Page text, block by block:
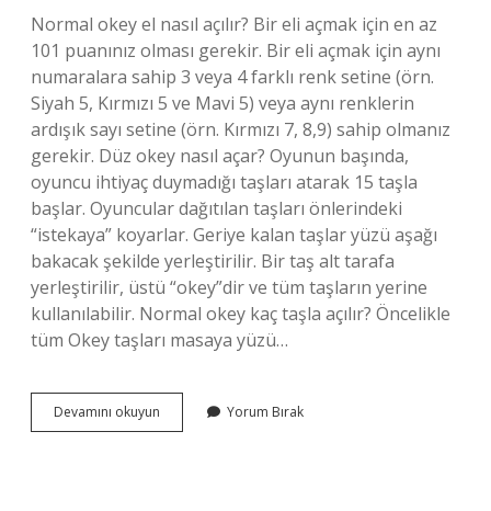
Normal okey el nasıl açılır? Bir eli açmak için en az
101 puanınız olması gerekir. Bir eli açmak için aynı
numaralara sahip 3 veya 4 farklı renk setine (örn.
Siyah 5, Kırmızı 5 ve Mavi 5) veya aynı renklerin
ardışık sayı setine (örn. Kırmızı 7, 8,9) sahip olmanız
gerekir. Düz okey nasıl açar? Oyunun başında,
oyuncu ihtiyaç duymadığı taşları atarak 15 taşla
başlar. Oyuncular dağıtılan taşları önlerindeki
“istekaya” koyarlar. Geriye kalan taşlar yüzü aşağı
bakacak şekilde yerleştirilir. Bir taş alt tarafa
yerleştirilir, üstü “okey”dir ve tüm taşların yerine
kullanılabilir. Normal okey kaç taşla açılır? Öncelikle
tüm Okey taşları masaya yüzü…
Devamını okuyun
Okey
Yorum Bırak